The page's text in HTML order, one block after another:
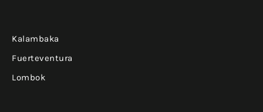
Kalambaka
Fuerteventura
Lombok